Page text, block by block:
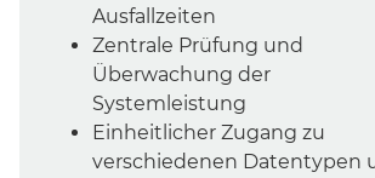
Ausfallzeiten
Zentrale Prüfung und
Überwachung der
Systemleistung
Einheitlicher Zugang zu
verschiedenen Datentypen